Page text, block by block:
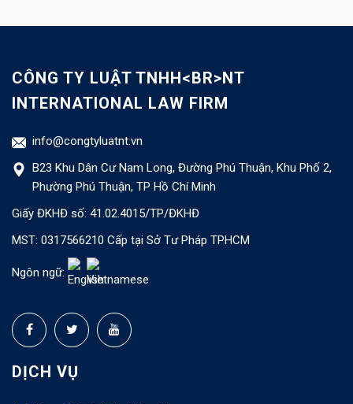
CÔNG TY LUẬT TNHH<BR>NT
INTERNATIONAL LAW FIRM
info@congtyluatnt.vn
B23 Khu Dân Cư Nam Long, Đường Phú Thuận, Khu Phố 2,
Phường Phú Thuận, TP Hồ Chí Minh
Giấy ĐKHĐ số: 41.02.4015/TP/ĐKHĐ
MST: 0317566210 Cấp tại Sở Tư Pháp TPHCM
Ngôn ngữ:
DỊCH VỤ